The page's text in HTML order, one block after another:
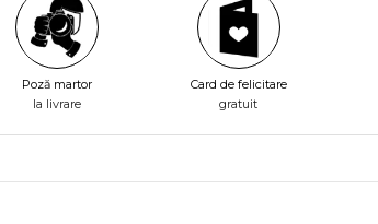
Poză martor
la livrare
Card de felicitare
gratuit